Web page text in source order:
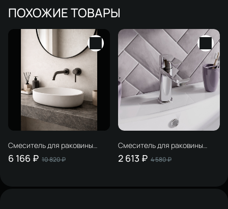
ПОХОЖИЕ ТОВАРЫ
Смеситель для раковины
STWORKI Эстерсунд
S31040GB С ВНУТРЕННЕЙ
6 166 ₽ 10 820 ₽
Смеситель для раковины
STWORKI Хельсинки
HFHS02100 хром
2 613 ₽ 4 580 ₽